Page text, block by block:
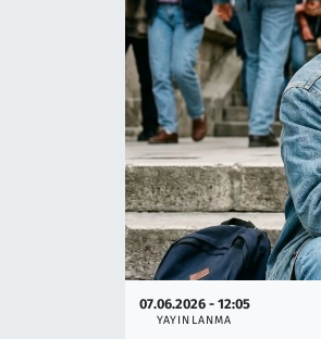
07.06.2026 - 12:05
YAYINLANMA